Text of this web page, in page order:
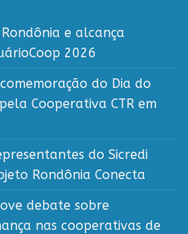
e alcança
2026
do Dia do
Cooperativa CTR em
do Sicredi
Rondônia Conecta
debate sobre
nas cooperativas de